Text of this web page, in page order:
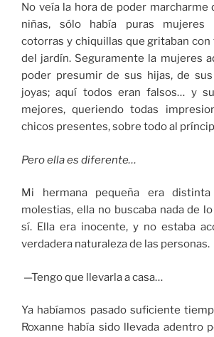
No veía la hora de poder marcharme
niñas, sólo había puras mujeres
cotorras y chiquillas que gritaban
del jardín. Seguramente la mujeres
poder presumir de sus hijas, de sus
joyas; aquí todos eran falsos… y
mejores, queriendo todas
chicos presentes, sobre todo al
Pero ella es diferente…
Mi hermana pequeña era
molestias, ella no buscaba nada de
sí. Ella era inocente, y no estaba
verdadera naturaleza de las personas.
—Tengo que llevarla a casa…
Ya habíamos pasado suficiente
Roxanne había sido llevada adentro